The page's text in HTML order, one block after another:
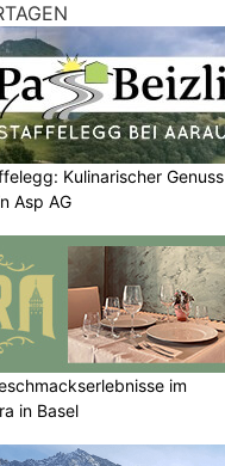
Kulinarischer Genuss
Asp AG
im
in Basel